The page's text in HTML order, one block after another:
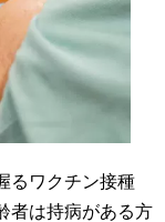
るワクチン接種
者は持病がある方